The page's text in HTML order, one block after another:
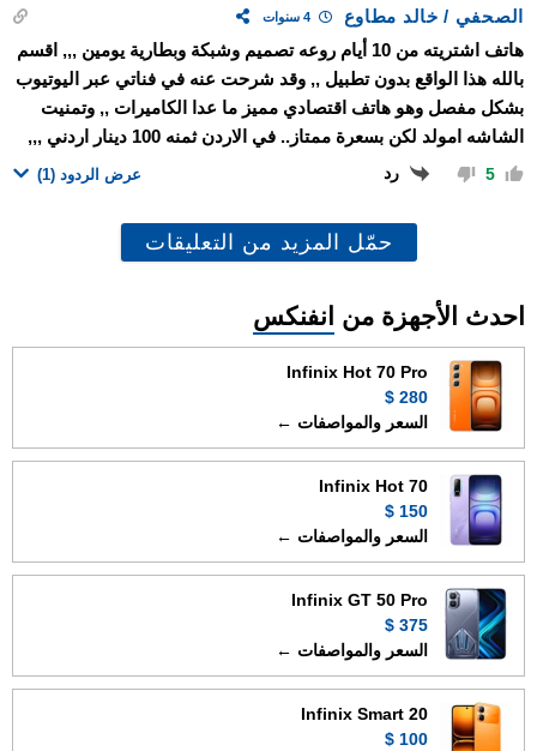
الصحفي / خالد مطاوع 4 سنوات
هاتف اشتريته من 10 أيام روعه تصميم وشبكة وبطارية يومين ,,, اقسم
بالله هذا الواقع بدون تطبيل ,, وقد شرحت عنه في فناتي عبر اليوتيوب
بشكل مفصل وهو هاتف اقتصادي مميز ما عدا الكاميرات ,, وتمنيت
الشاشه امولد لكن بسعرة ممتاز.. في الاردن ثمنه 100 دينار اردني ,,,
5 رد عرض الردود (1)
حمّل المزيد من التعليقات
احدث الأجهزة من انفنكس
Infinix Hot 70 Pro
280 $
السعر والمواصفات ←
Infinix Hot 70
150 $
السعر والمواصفات ←
Infinix GT 50 Pro
375 $
السعر والمواصفات ←
Infinix Smart 20
100 $